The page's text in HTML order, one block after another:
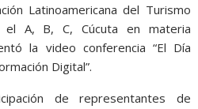
Latinoamericana del Turismo
el A, B, C, Cúcuta en materia
la video conferencia “El Día
Digital”.
de representantes de